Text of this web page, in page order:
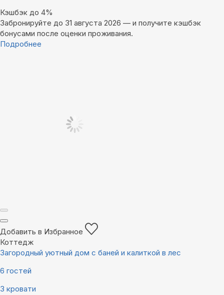
Кэшбэк до 4%
Забронируйте до 31 августа 2026 — и получите кэшбэк
бонусами после оценки проживания.
Подробнее
Добавить в Избранное
Коттедж
Загородный уютный дом с баней и калиткой в лес
6 гостей
3 кровати